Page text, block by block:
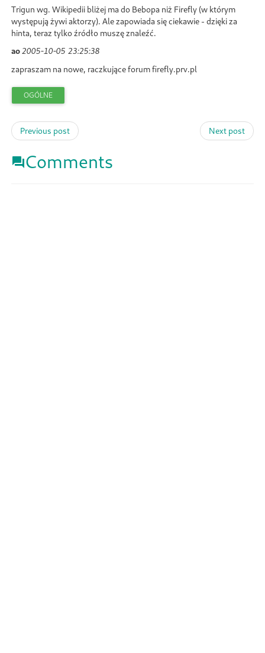
Trigun wg. Wikipedii bliżej ma do Bebopa niż Firefly (w którym
występują żywi aktorzy). Ale zapowiada się ciekawie - dzięki za
hinta, teraz tylko źródło muszę znaleźć.
ao2005-10-05 23:25:38
zapraszam na nowe, raczkujące forum firefly.prv.pl
OGÓLNE
Previous post Next post
Comments